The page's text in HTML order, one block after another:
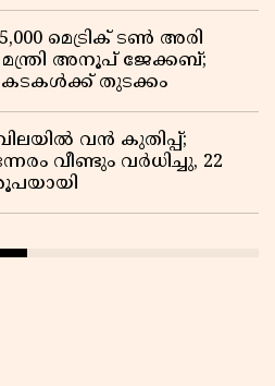
മെട്രിക് ടൺ അരി
മന്ത്രി അനൂപ് ജേക്കബ്;
തുടക്കം
വൻ കുതിപ്പ്;
വീണ്ടും വർധിച്ചു, 22